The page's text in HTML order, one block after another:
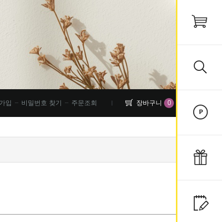
장바구니 0
주문조회
비밀번호 찾기
입